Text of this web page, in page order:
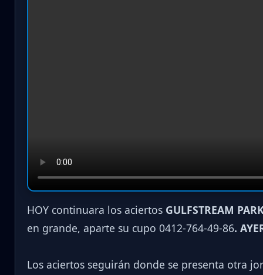
HOY continuara los aciertos GULFSTREAM
en grande, aparte su cupo 0412-764-49-86.
Los aciertos seguirán donde se presenta otra